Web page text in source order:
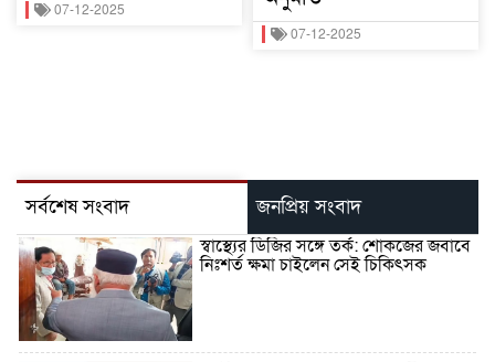
07-12-2025
07-12-2025
সর্বশেষ সংবাদ জনপ্রিয় সংবাদ
স্বাস্থ্যের ডিজির সঙ্গে তর্ক: শোকজের জবাবে
নিঃশর্ত ক্ষমা চাইলেন সেই চিকিৎসক